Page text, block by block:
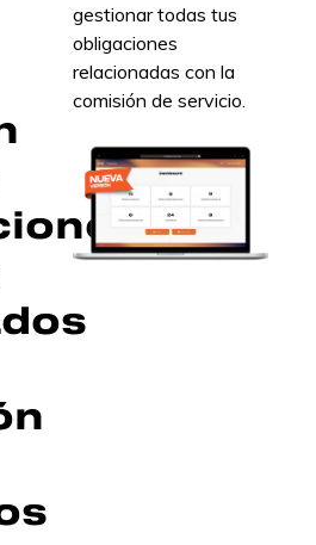
gestionar todas tus
obligaciones
relacionadas con la
comisión de servicio.